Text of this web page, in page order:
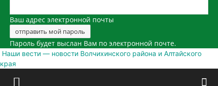
Ваш адрес электронной почты
Пароль будет выслан Вам по электронной почте.
Наши вести — новости Волчихинского района и Алтайского
края